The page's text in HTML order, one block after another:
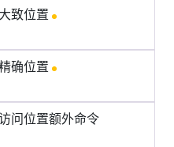
大致位置
确位置
问位置额外命令